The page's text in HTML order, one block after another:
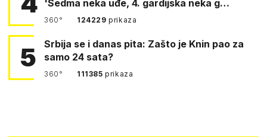
'Sedma neka uđe, 4. gardijska neka g…
360° 124229prikaza
5
Srbija se i danas pita: Zašto je Knin pao za
samo 24 sata?
360° 111385prikaza